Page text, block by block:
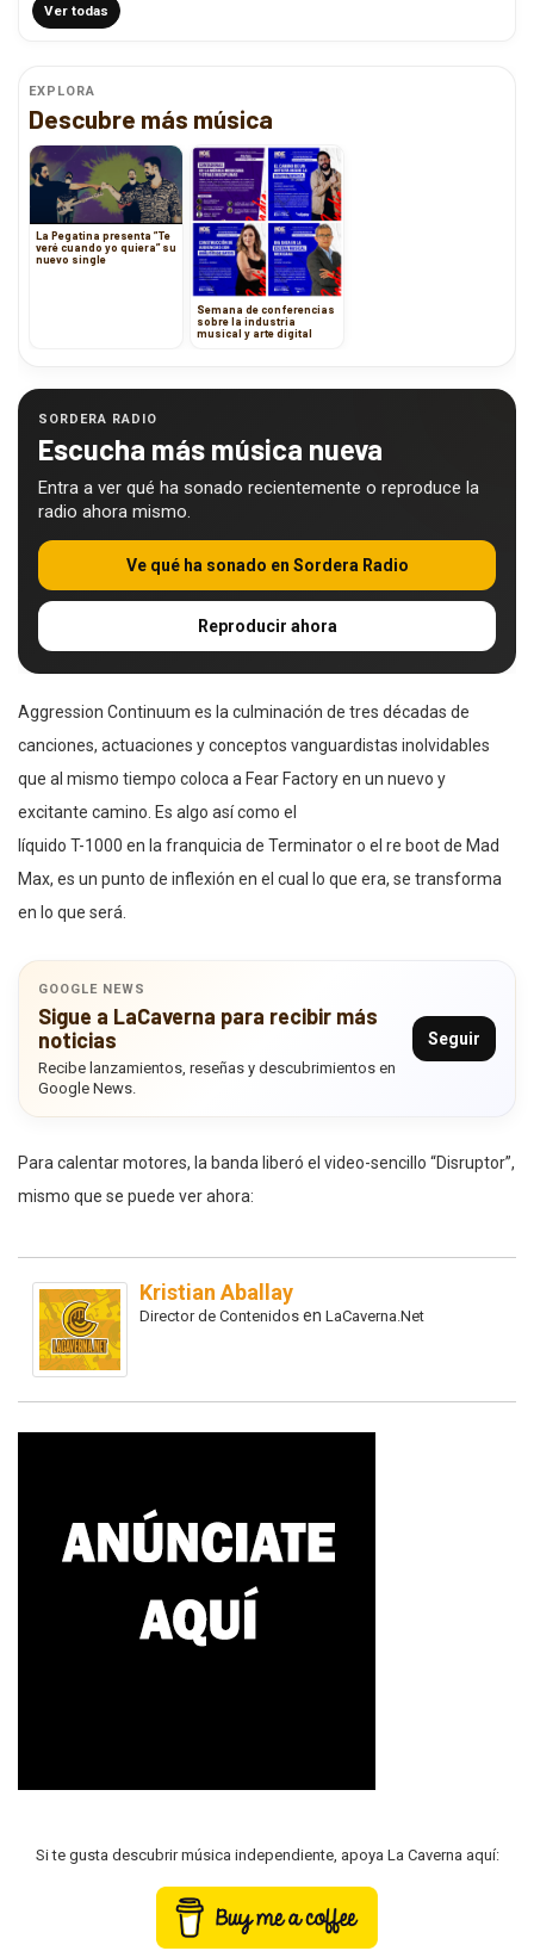
Ver todas
EXPLORA
Descubre más música
La Pegatina presenta ”Te
veré cuando yo quiera” su
nuevo single
Semana de conferencias
sobre la industria
musical y arte digital
SORDERA RADIO
Escucha más música nueva
Entra a ver qué ha sonado recientemente o reproduce la
radio ahora mismo.
Ve qué ha sonado en Sordera Radio
Reproducir ahora
Aggression Continuum es la culminación de tres décadas de
canciones, actuaciones y conceptos vanguardistas inolvidables
que al mismo tiempo coloca a Fear Factory en un nuevo y
excitante camino. Es algo así como el
líquido T-1000 en la franquicia de Terminator o el re boot de Mad
Max, es un punto de inflexión en el cual lo que era, se transforma
en lo que será.
GOOGLE NEWS
Sigue a LaCaverna para recibir más
noticias
Recibe lanzamientos, reseñas y descubrimientos en
Google News.
Seguir
Para calentar motores, la banda liberó el video-sencillo “Disruptor”,
mismo que se puede ver ahora:
Kristian Aballay
Director de Contenidos en LaCaverna.Net
Si te gusta descubrir música independiente, apoya La Caverna aquí: